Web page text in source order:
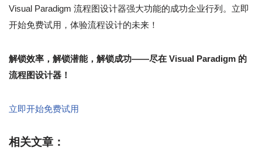
Visual Paradigm 流程图设计器强大功能的成功企业行列。立即
开始免费试用，体验流程设计的未来！
解锁效率，解锁潜能，解锁成功——尽在 Visual Paradigm 的
流程图设计器！
立即开始免费试用
相关文章：